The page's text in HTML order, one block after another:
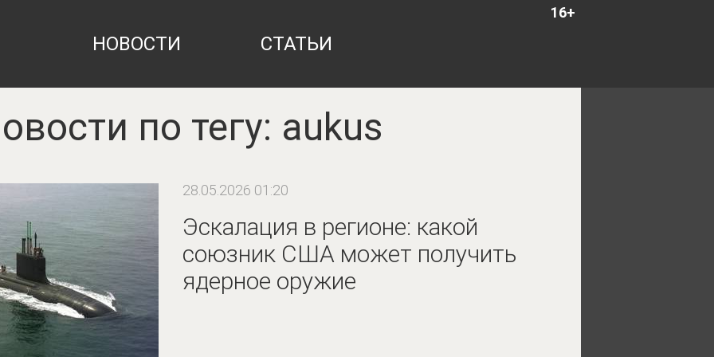
16+
НОВОСТИ СТАТЬИ
по тегу: aukus
28.05.2026 01:20
Эскалация в регионе: какой
союзник США может получить
ядерное оружие